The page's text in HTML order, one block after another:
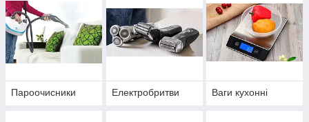
Пароочисники Електробритви Ваги кухонні